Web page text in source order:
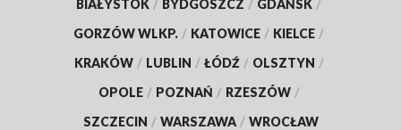
BIAŁYSTOK / BYDGOSZCZ / GDAŃSK /
GORZÓW WLKP. / KATOWICE / KIELCE /
KRAKÓW / LUBLIN / ŁÓDŹ / OLSZTYN /
OPOLE / POZNAŃ / RZESZÓW /
SZCZECIN / WARSZAWA / WROCŁAW